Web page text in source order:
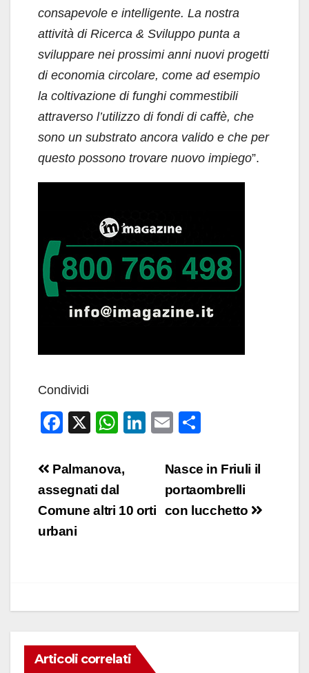
consapevole e intelligente. La nostra
attività di Ricerca & Sviluppo punta a
sviluppare nei prossimi anni nuovi progetti
di economia circolare, come ad esempio
la coltivazione di funghi commestibili
attraverso l’utilizzo di fondi di caffè, che
sono un substrato ancora valido e che per
questo possono trovare nuovo impiego”.
Condividi
F
c
e
b
o
X
W
at
s
A
Li
dI
E
ail n
di
vi
Navigazione
articoli
Nasce in Friuli il
portaombrelli
con lucchetto
Palmanova,
assegnati dal
Comune altri 10 orti
urbani
Articoli correlati